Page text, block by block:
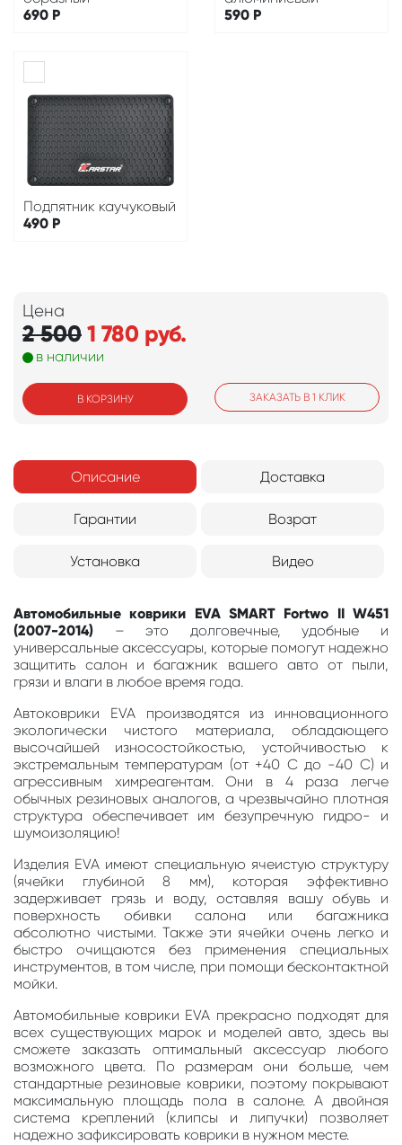
690 Р
590 Р
Подпятник каучуковый
490 Р
Цена
2 5001 780 руб.
в наличии
В КОРЗИНУ ЗАКАЗАТЬ В 1 КЛИК
Описание Доставка
Гарантии Возрат
Установка Видео
Автомобильные коврики EVA SMART Fortwo II W451
(2007-2014) – это долговечные, удобные и
универсальные аксессуары, которые помогут надежно
защитить салон и багажник вашего авто от пыли,
грязи и влаги в любое время года.
Автоковрики EVA производятся из инновационного
экологически чистого материала, обладающего
высочайшей износостойкостью, устойчивостью к
экстремальным температурам (от +40 С до -40 С) и
агрессивным химреагентам. Они в 4 раза легче
обычных резиновых аналогов, а чрезвычайно плотная
структура обеспечивает им безупречную гидро- и
шумоизоляцию!
Изделия EVA имеют специальную ячеистую структуру
(ячейки глубиной 8 мм), которая эффективно
задерживает грязь и воду, оставляя вашу обувь и
поверхность обивки салона или багажника
абсолютно чистыми. Также эти ячейки очень легко и
быстро очищаются без применения специальных
инструментов, в том числе, при помощи бесконтактной
мойки.
Автомобильные коврики EVA прекрасно подходят для
всех существующих марок и моделей авто, здесь вы
сможете заказать оптимальный аксессуар любого
возможного цвета. По размерам они больше, чем
стандартные резиновые коврики, поэтому покрывают
максимальную площадь пола в салоне. А двойная
система креплений (клипсы и липучки) позволяет
надежно зафиксировать коврики в нужном месте.